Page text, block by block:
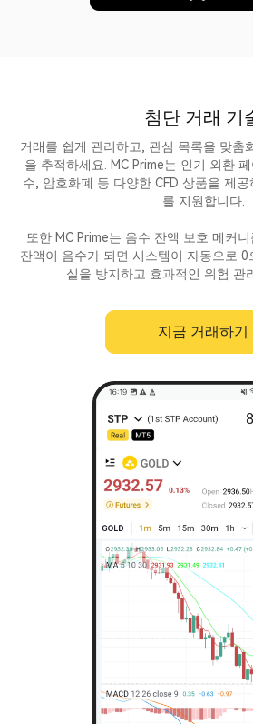
첨단 거래 기
거래를 쉽게 관리하고, 관심 목록을 맞춤
을 추적하세요. MC Prime는 인기 외환
수, 암호화폐 등 다양한 CFD 상품을 제
를 지원합니다.
또한 MC Prime는 음수 잔액 보호 메커
잔액이 음수가 되면 시스템이 자동으로
실을 방지하고 효과적인 위험 관
지금 거래하기